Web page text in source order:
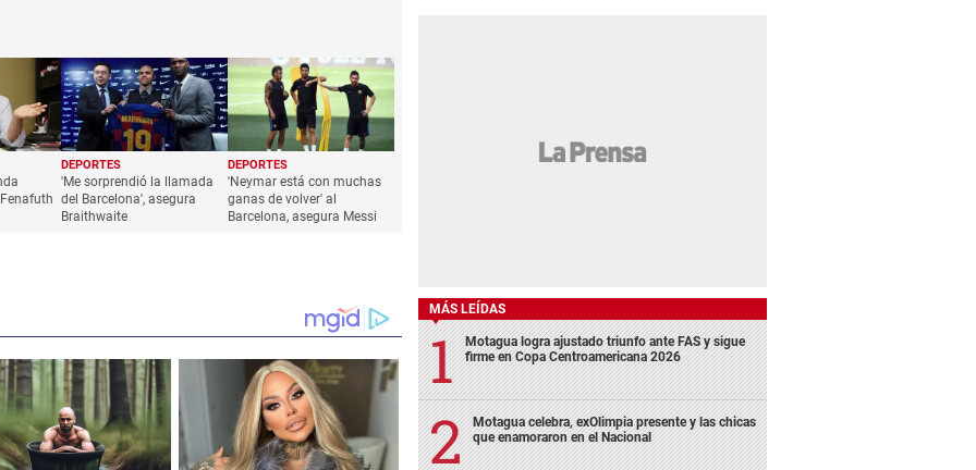
DEPORTES
'Me sorprendió la llamada
del Barcelona', asegura
Braithwaite
DEPORTES
'Neymar está con muchas
ganas de volver' al
Barcelona, asegura Messi
MÁS LEÍDAS
Motagua logra ajustado triunfo ante FAS y sigue
firme en Copa Centroamericana 2026
Motagua celebra, exOlimpia presente y las chicas
que enamoraron en el Nacional